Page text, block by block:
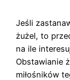
Jeśli
żużel, to
na ile
Obstawianie
miłośników